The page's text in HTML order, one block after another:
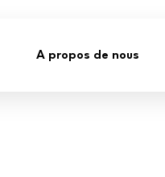
A propos de nous